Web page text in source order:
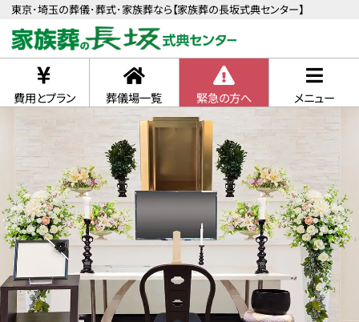
東京･埼玉の葬儀･葬式･家族葬なら【家族葬の長坂式典センター】
費用とプラン 葬儀場一覧 緊急の方へ メニュー